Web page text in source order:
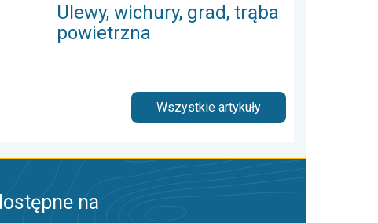
Ulewy, wichury, grad, trąba
powietrzna
Wszystkie artykuły
na